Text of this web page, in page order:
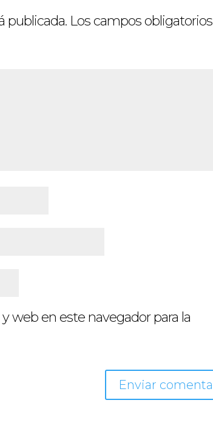
publicada. Los campos obligatorios
web en este navegador para la